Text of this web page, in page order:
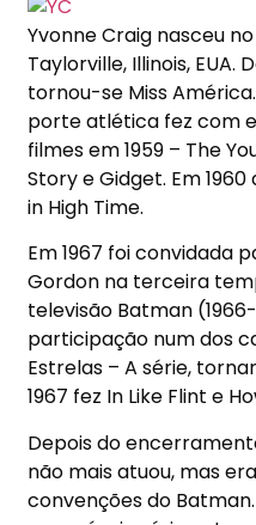
Yvonne Craig nasceu
Taylorville, Illinois, EUA.
tornou-se Miss
porte atlética fez com
filmes em 1959 – The
Story e Gidget. Em
in High Time.
Em 1967 foi convidada
Gordon na terceira
televisão Batman
participação num dos
Estrelas – A série,
1967 fez In Like Flint e
Depois do
não mais atuou, mas
convenções do